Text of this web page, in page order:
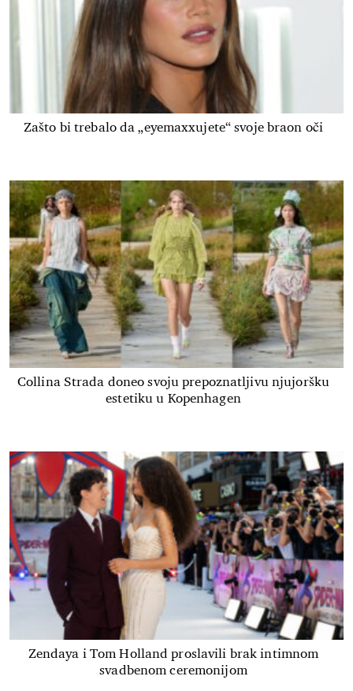
Zašto bi trebalo da „eyemaxxujete“ svoje braon oči
Collina Strada doneo svoju prepoznatljivu njujoršku
estetiku u Kopenhagen
Zendaya i Tom Holland proslavili brak intimnom
svadbenom ceremonijom